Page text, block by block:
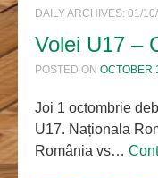
DAILY ARCHIVES: 01/
Volei U17 –
POSTED ON OCTOBER
Joi 1 octombrie
U17. Naționala
România vs…